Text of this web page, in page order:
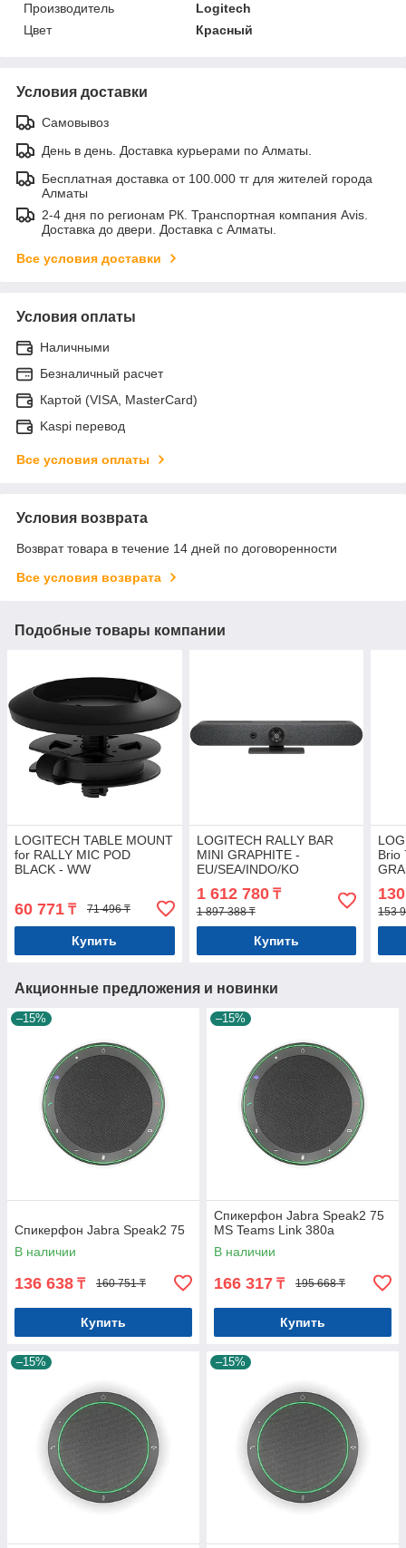
Производитель
Logitech
Цвет
Красный
Условия доставки
Самовывоз
День в день. Доставка курьерами по Алматы.
Бесплатная доставка от 100.000 тг для жителей города
Алматы
2-4 дня по регионам РК. Транспортная компания Avis.
Доставка до двери. Доставка с Алматы.
Все условия доставки
Условия оплаты
Наличными
Безналичный расчет
Картой (VISA, MasterCard)
Kaspi перевод
Все условия оплаты
Условия возврата
Возврат товара в течение 14 дней по договоренности
Все условия возврата
Подобные товары компании
LOGITECH TABLE MOUNT
for RALLY MIC POD
BLACK - WW
60 771 ₸ 71 496 ₸
Купить
LOGITECH RALLY BAR
MINI GRAPHITE -
EU/SEA/INDO/KO
1 612 780₸
1 897 388 ₸
Купить
Brio
153
Акционные предложения и новинки
–15%
Спикерфон Jabra Speak2 75
В наличии
136 638 ₸ 160 751 ₸
Купить
–15%
Спикерфон Jabra Speak2 75
MS Teams Link 380a
В наличии
166 317 ₸ 195 668 ₸
Купить
–15% –15%